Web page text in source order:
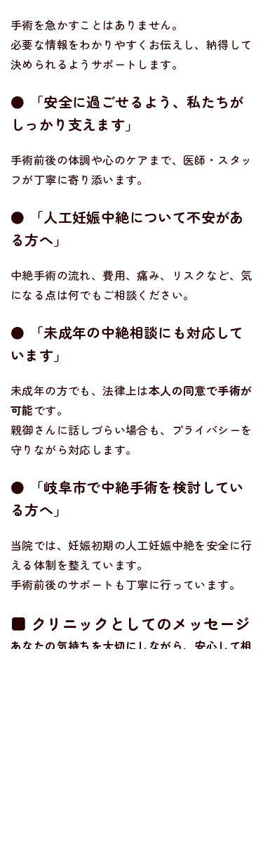
手術を急かすことはありません。
必要な情報をわかりやすくお伝えし、納得して
決められるようサポートします。
● 「安全に過ごせるよう、私たちが
しっかり支えます」
手術前後の体調や心のケアまで、医師・スタッ
フが丁寧に寄り添います。
● 「人工妊娠中絶について不安があ
る方へ」
中絶手術の流れ、費用、痛み、リスクなど、気
になる点は何でもご相談ください。
● 「未成年の中絶相談にも対応して
います」
未成年の方でも、法律上は本人の同意で手術が
可能です。
親御さんに話しづらい場合も、プライバシーを
守りながら対応します。
● 「岐阜市で中絶手術を検討してい
る方へ」
当院では、妊娠初期の人工妊娠中絶を安全に行
える体制を整えています。
手術前後のサポートも丁寧に行っています。
■ クリニックとしてのメッセージ
あなたの気持ちを大切にしながら、安心して相